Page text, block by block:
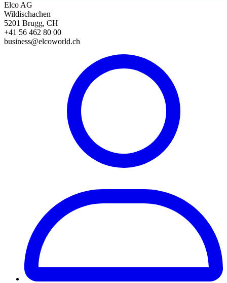
Elco AG
Wildischachen
5201 Brugg, CH
+41 56 462 80 00
business@elcoworld.ch